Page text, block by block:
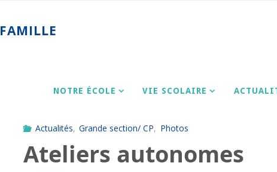
FAMILLE
NOTRE ÉCOLE VIE SCOLAIRE
Actualités, Grande section/ CP, Photos
Ateliers autonomes